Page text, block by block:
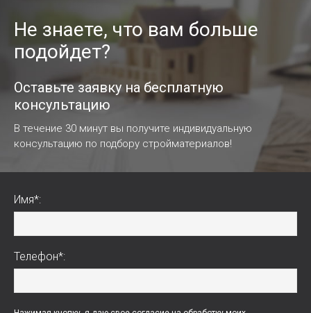
Не знаете, что вам больше
подойдет?
Оставьте заявку на бесплатную
консультацию
В течение 30 минут вы получите индивидуальную
консультацию по подбору стройматериалов!
Имя*:
Телефон*: